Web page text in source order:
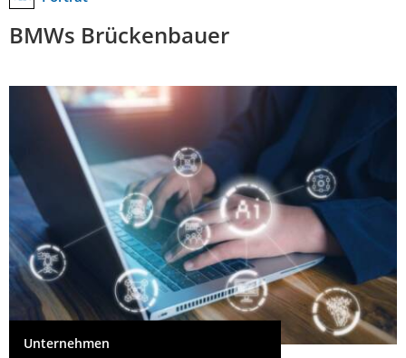
BMWs Brückenbauer
Unternehmen